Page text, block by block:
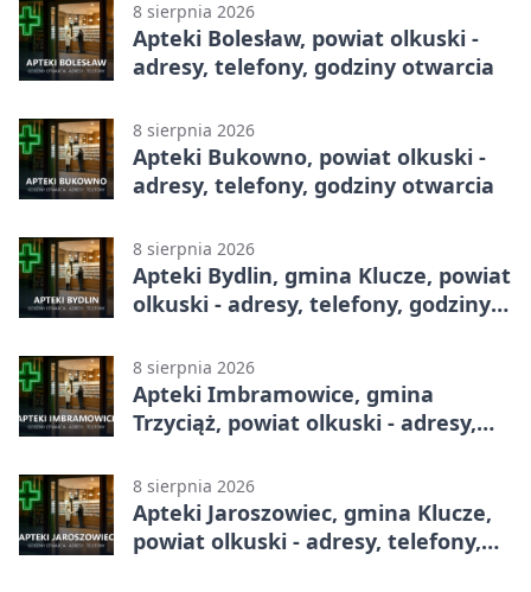
8 sierpnia 2026
Apteki Bolesław, powiat olkuski -
adresy, telefony, godziny otwarcia
8 sierpnia 2026
Apteki Bukowno, powiat olkuski -
adresy, telefony, godziny otwarcia
8 sierpnia 2026
Apteki Bydlin, gmina Klucze, powiat
olkuski - adresy, telefony, godziny
8 sierpnia 2026
Apteki Imbramowice, gmina
Trzyciąż, powiat olkuski - adresy,
8 sierpnia 2026
Apteki Jaroszowiec, gmina Klucze,
powiat olkuski - adresy, telefony,